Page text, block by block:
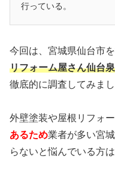
行っている。
今回は、宮城県仙台市
リフォーム屋さん仙台
徹底的に調査してみまし
外壁塗装や屋根リフォ
あるため業者が多い宮
らないと悩んでいる方は